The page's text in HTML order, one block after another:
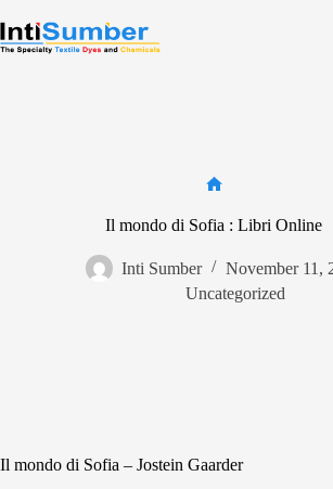
to
content
Contact
Il mondo di Sofia : Libri Online
Inti Sumber
November 11,
Uncategorized
Il mondo di Sofia – Jostein Gaarder